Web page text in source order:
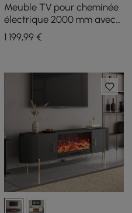
Meuble TV pour cheminée
électrique 2000 mm avec
télécommande
1 199,99€